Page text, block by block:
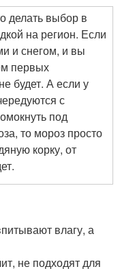
делать выбор в
на регион. Если
и снегом, и вы
первых
будет. А если у
с
под
то мороз просто
корку, от
влагу, а
не подходят для